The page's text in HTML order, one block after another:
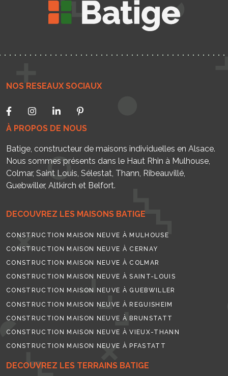
À PROPOS DE NOUS
Batige, constructeur de maisons individuelles en Alsace.
Nous sommes présents dans le Haut Rhin à Mulhouse,
Colmar, Saint Louis, Sélestat, Thann, Ribeauvillé,
Guebwiller, Altkirch et Belfort.
NOS RESEAUX SOCIAUX
DECOUVREZ LES MAISONS BATIGE
CONSTRUCTION MAISON NEUVE À MULHOUSE
CONSTRUCTION MAISON NEUVE À CERNAY
CONSTRUCTION MAISON NEUVE À COLMAR
CONSTRUCTION MAISON NEUVE À SAINT-LOUIS
CONSTRUCTION MAISON NEUVE À GUEBWILLER
CONSTRUCTION MAISON NEUVE À REGUISHEIM
CONSTRUCTION MAISON NEUVE À BRUNSTATT
CONSTRUCTION MAISON NEUVE À VIEUX-THANN
CONSTRUCTION MAISON NEUVE À PFASTATT
DECOUVREZ LES TERRAINS BATIGE